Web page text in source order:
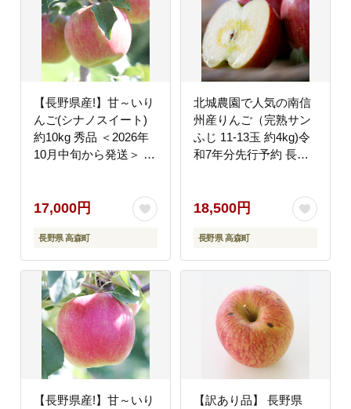
【長野県産!】甘～いり
んご(シナノスイート)
約10kg 秀品 ＜2026年
10月中旬から発送＞ 信
のりんご 山下屋荘介
17,000円
長野県 高森町
北城農園で人気の南信
州産りんご（完熟サン
ふじ 11-13玉 約4kg)令
和7年分先行予約 長野
のりんご
18,500円
長野県 高森町
【長野県産!】甘～いり
【訳あり品】 長野県